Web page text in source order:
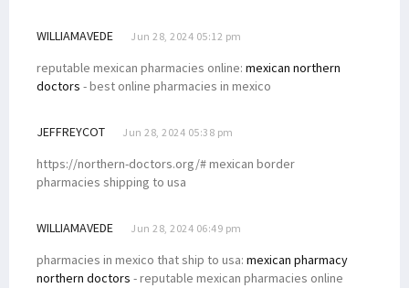
WILLIAMAVEDE Jun 28, 2024 05:12 pm
reputable mexican pharmacies online: mexican northern
doctors - best online pharmacies in mexico
JEFFREYCOT Jun 28, 2024 05:38 pm
https://northern-doctors.org/# mexican border
pharmacies shipping to usa
WILLIAMAVEDE Jun 28, 2024 06:49 pm
pharmacies in mexico that ship to usa: mexican pharmacy
northern doctors - reputable mexican pharmacies online